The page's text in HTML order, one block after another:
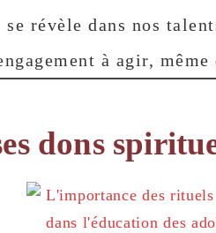
révèle dans nos
à agir,
dons